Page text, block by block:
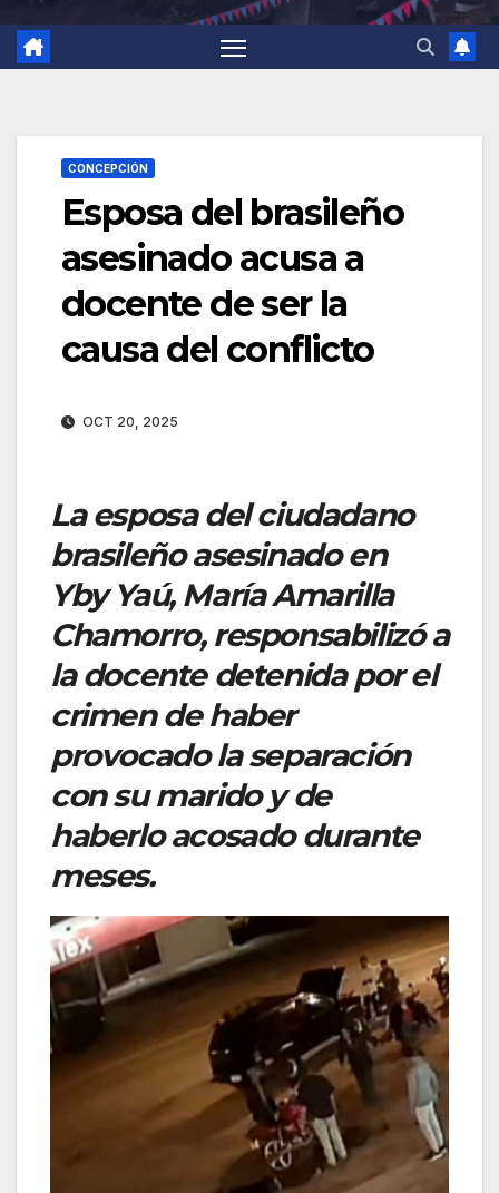
CONCEPCIÓN
Esposa del brasileño
asesinado acusa a
docente de ser la
causa del conflicto
OCT 20, 2025
La esposa del ciudadano
brasileño asesinado en
Yby Yaú, María Amarilla
Chamorro, responsabilizó a
la docente detenida por el
crimen de haber
provocado la separación
con su marido y de
haberlo acosado durante
meses.